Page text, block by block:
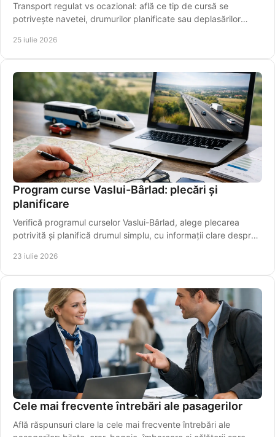
Transport regulat vs ocazional: află ce tip de cursă se
potrivește navetei, drumurilor planificate sau deplasărilor
25 iulie 2026
Program curse Vaslui-Bârlad: plecări și
planificare
Verifică programul curselor Vaslui-Bârlad, alege plecarea
potrivită și planifică drumul simplu, cu informații clare despre
23 iulie 2026
Cele mai frecvente întrebări ale pasagerilor
Află răspunsuri clare la cele mai frecvente întrebări ale